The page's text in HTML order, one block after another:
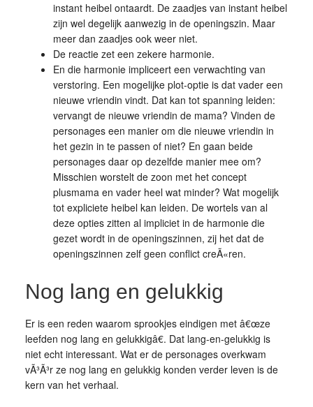
instant heibel ontaardt. De zaadjes van instant heibel
zijn wel degelijk aanwezig in de openingszin. Maar
meer dan zaadjes ook weer niet.
De reactie zet een zekere harmonie.
En die harmonie impliceert een verwachting van
verstoring. Een mogelijke plot-optie is dat vader een
nieuwe vriendin vindt. Dat kan tot spanning leiden:
vervangt de nieuwe vriendin de mama? Vinden de
personages een manier om die nieuwe vriendin in
het gezin in te passen of niet? En gaan beide
personages daar op dezelfde manier mee om?
Misschien worstelt de zoon met het concept
plusmama en vader heel wat minder? Wat mogelijk
tot expliciete heibel kan leiden. De wortels van al
deze opties zitten al impliciet in de harmonie die
gezet wordt in de openingszinnen, zij het dat de
openingszinnen zelf geen conflict creÃ«ren.
Nog lang en gelukkig
Er is een reden waarom sprookjes eindigen met â€œze
leefden nog lang en gelukkigâ€. Dat lang-en-gelukkig is
niet echt interessant. Wat er de personages overkwam
vÃ³Ã³r ze nog lang en gelukkig konden verder leven is de
kern van het verhaal.